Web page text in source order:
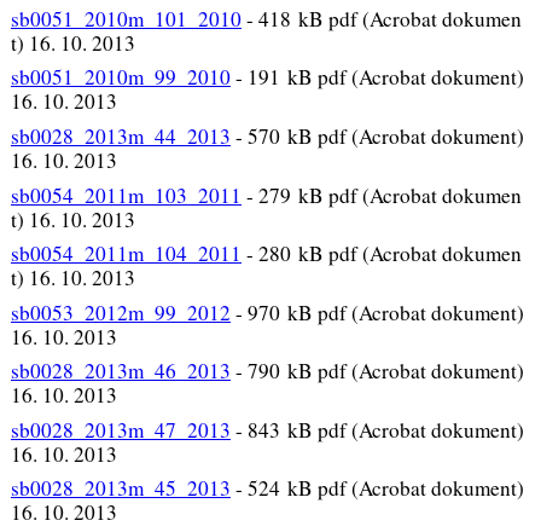
sb0051_2010m_101_2010- 418 kB pdf (Acrobat dokumen
t) 16. 10. 2013
sb0051_2010m_99_2010- 191 kB pdf (Acrobat dokument)
16. 10. 2013
sb0028_2013m_44_2013 - 570 kB pdf (Acrobat dokument)
16. 10. 2013
sb0054_2011m_103_2011 - 279 kB pdf (Acrobat dokumen
t) 16. 10. 2013
sb0054_2011m_104_2011 - 280 kB pdf (Acrobat dokumen
t) 16. 10. 2013
sb0053_2012m_99_2012 - 970 kB pdf (Acrobat dokument)
16. 10. 2013
sb0028_2013m_46_2013 - 790 kB pdf (Acrobat dokument)
16. 10. 2013
sb0028_2013m_47_2013 - 843 kB pdf (Acrobat dokument)
16. 10. 2013
sb0028_2013m_45_2013 - 524 kB pdf (Acrobat dokument)
16. 10. 2013